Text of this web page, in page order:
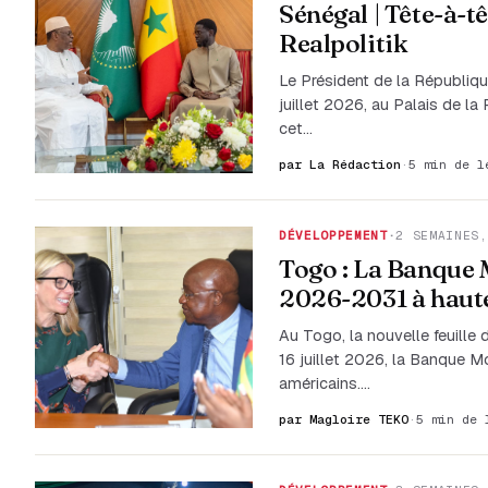
Sénégal | Tête-à-
Realpolitik
Le Président de la
juillet 2026, au Palais de la
cet…
par La Rédaction · 5 min de
DÉVELOPPEMENT·2
Togo : La
2026-2031 à
Au Togo, la nouvelle feuille
16 juillet 2026, la Banque
américains.…
par Magloire TEKO · 5 min de